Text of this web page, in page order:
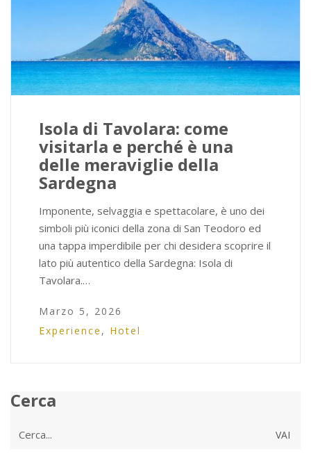
Isola di Tavolara: come
visitarla e perché è una
delle meraviglie della
Sardegna
Imponente, selvaggia e spettacolare, è uno dei
simboli più iconici della zona di San Teodoro ed
una tappa imperdibile per chi desidera scoprire il
lato più autentico della Sardegna: Isola di
Tavolara.…
Marzo 5, 2026
Experience , Hotel
Cerca